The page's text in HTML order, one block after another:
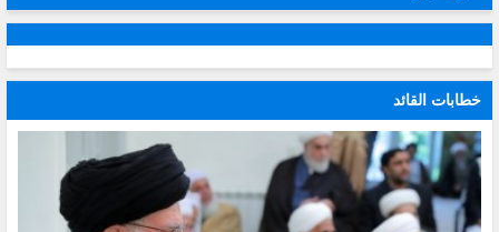
خطابات القائد